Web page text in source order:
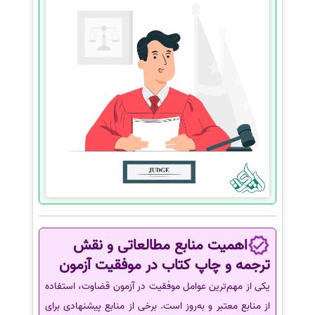
اهمیت منابع مطالعاتی و نقش
ترجمه و چاپ کتاب در موفقیت آزمون
یکی از مهم‌ترین عوامل موفقیت در آزمون قضاوت، استفاده
از منابع معتبر و به‌روز است. برخی از منابع پیشنهادی برای